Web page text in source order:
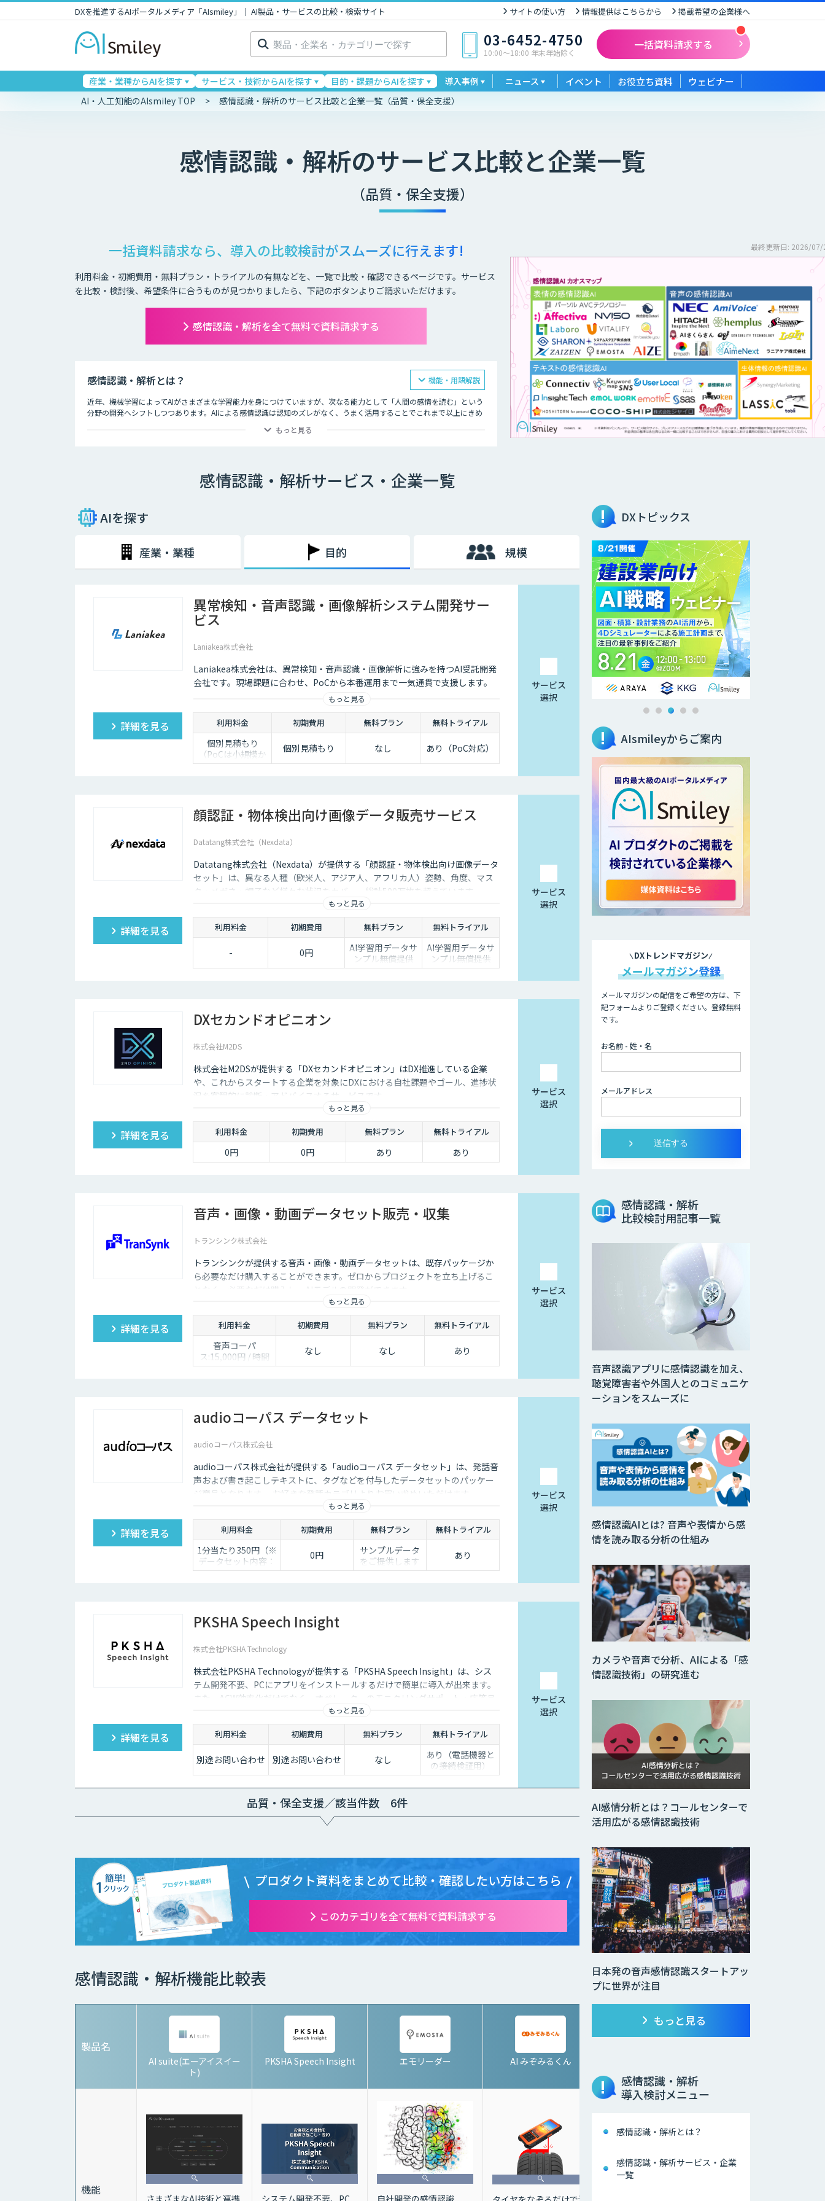
DXを推進するAIポータルメディア「AIsmiley」｜ AI製品・サービスの比較・検索サイト サイトの使い方 情報提供はこちらから 掲載希望の企業様へ
検
索: 03-6452-4750
10:00〜18:00 年末年始除く
一括資料請求する
産業・業種からAIを探す サービス・技術からAIを探す 目的・課題からAIを探す 導入事例 ニュース イベント お役立ち資料 ウェビナー
AI・人工知能のAIsmiley TOP 感情認識・解析のサービス比較と企業一覧（品質・保全支援）
感情認識・解析のサービス比較と企業一覧
（品質・保全支援）
一括資料請求なら、導入の比較検討がスムーズに行えます!
利用料金・初期費用・無料プラン・トライアルの有無などを、一覧で比較・確認できるページです。サービス
を比較・検討後、希望条件に合うものが見つかりましたら、下記のボタンよりご請求いただけます。
感情認識・解析を全て無料で資料請求する
最終更新日: 2026/07/
感情認識・解析とは？
近年、機械学習によってAIがさまざまな学習能力を身につけていますが、次なる能力として「人間の感情を読む」という
分野の開発へシフトしつつあります。AIによる感情認識は認知のズレがなく、うまく活用することでこれまで以上にきめ
す。ロボットやバーチャルアシスタントが人間の感情を読み取ることができるようになれば、ますます人に近いコミュニ
ケーションが可能になるでしょう。
もっと見る
機能・用語解説
感情認識・解析サービス・企業一覧
AIを探す
産業・業種 目的 規模
異常検知・音声認識・画像解析システム開発サー
ビス
Laniakea株式会社
Laniakea株式会社は、異常検知・音声認識・画像解析に強みを持つAI受託開発
会社です。現場課題に合わせ、PoCから本番運用まで一気通貫で支援します。
もっと見る
詳細を見る 利用料金 初期費用 無料プラン 無料トライアル
個別見積もり
（PoCは小規模か
ら対応）
個別見積もり なし あり（PoC対応）
サービス
選択
顔認証・物体検出向け画像データ販売サービス
Datatang株式会社（Nexdata）
Datatang株式会社（Nexdata）が提供する「顔認証・物体検出向け画像データ
セット」は、異なる人種（欧米人、アジア人、アフリカ人）姿勢、角度、マス
ク・メガネ・帽子など様々な状況をカバー、総計500万枚を超えています。
もっと見る
詳細を見る 利用料金 初期費用 無料プラン 無料トライアル
- 0円
AI学習用データサ
ンプル無償提供
AI学習用データサ
ンプル無償提供
サービス
選択
DXセカンドオピニオン
株式会社M2DS
株式会社M2DSが提供する「DXセカンドオピニオン」はDX推進している企業
や、これからスタートする企業を対象にDXにおける自社課題やゴール、進捗状
況を客観的に診断・アドバイスするサービスです
もっと見る
詳細を見る 利用料金 初期費用 無料プラン 無料トライアル
0円 0円 あり あり
サービス
選択
音声・画像・動画データセット販売・収集
トランシンク株式会社
トランシンクが提供する音声・画像・動画データセットは、既存パッケージか
ら必要なだけ購入することができます。ゼロからプロジェクトを立ち上げるこ
となく、必要なだけ購入し、AIモデルの開発ができます。
もっと見る
詳細を見る 利用料金 初期費用 無料プラン 無料トライアル
音声コーパ
ス:15,000円 / 時間
人物写真画像収
なし なし あり
サービス
選択
audioコーパス データセット
audioコーパス株式会社
audioコーパス株式会社が提供する「audioコーパス データセット」は、発話音
声および書き起こしテキストに、タグなどを付与したデータセットのパッケー
ジ商品となります。 お好きな発話カテゴリよりお買い求めいただけます。
もっと見る
詳細を見る 利用料金 初期費用 無料プラン 無料トライアル
1分当たり350円（※
データセット内容：
wav/txt/eaf）
0円
サンプルデータ
をご提供します
あり
サービス
選択
PKSHA Speech Insight
株式会社PKSHA Technology
株式会社PKSHA Technologyが提供する「PKSHA Speech Insight」は、シス
テム開発不要、PCにアプリをインストールするだけで簡単に導入が出来ます。
また、ACW効率化だけでなく、オペレーターのモニタリングサポート・応答品
もっと見る
詳細を見る 利用料金 初期費用 無料プラン 無料トライアル
別途お問い合わせ 別途お問い合わせ なし
あり（電話機器と
の接続検証用）
サービス
選択
品質・保全支援／該当件数 6件
プロダクト資料をまとめて比較・確認したい方はこちら
このカテゴリを全て無料で資料請求する
感情認識・解析機能比較表
製品名
AI suite(エーアイスイー
ト)
PKSHA Speech Insight エモリーダー AI みぞみるくん
機能
DXトピックス
AIsmileyからご案内
DXトレンドマガジン
メールマガジン登録
メールマガジンの配信をご希望の方は、下
記フォームよりご登録ください。登録無料
です。
お名前 - 姓・名
メールアドレス
感情認識・解析
比較検討用記事一覧
カメラや音声で分析、AIによる「感
情認識技術」の研究進む
AI感情分析とは？コールセンターで
活用広がる感情認識技術
日本発の音声感情認識スタートアッ
プに世界が注目
音声認識アプリに感情認識を加え、
聴覚障害者や外国人とのコミュニケ
ーションをスムーズに
感情認識AIとは? 音声や表情から感
情を読み取る分析の仕組み
もっと見る
感情認識・解析
導入検討メニュー
感情認識・解析とは？
感情認識・解析サービス・企業
一覧